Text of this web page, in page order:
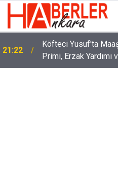
21:22
Köfteci Yusuf'ta
Primi, Erzak Yardımı
Çekti
Sürücüler Dikkat!